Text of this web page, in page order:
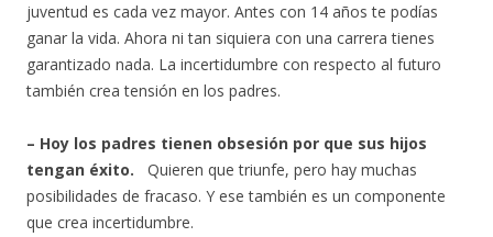
juventud es cada vez mayor. Antes con 14 años te podías
ganar la vida. Ahora ni tan siquiera con una carrera tienes
garantizado nada. La incertidumbre con respecto al futuro
también crea tensión en los padres.
– Hoy los padres tienen obsesión por que sus hijos
tengan éxito. Quieren que triunfe, pero hay muchas
posibilidades de fracaso. Y ese también es un componente
que crea incertidumbre.